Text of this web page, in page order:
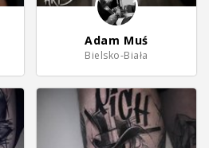
Adam Muś
Bielsko-Biała